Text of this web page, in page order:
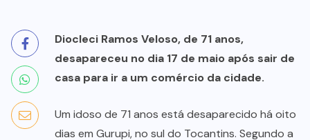
Diocleci Ramos Veloso, de 71 anos,
desapareceu no dia 17 de maio após sair de
casa para ir a um comércio da cidade.
Um idoso de 71 anos está desaparecido há oito
dias em Gurupi, no sul do Tocantins. Segundo a